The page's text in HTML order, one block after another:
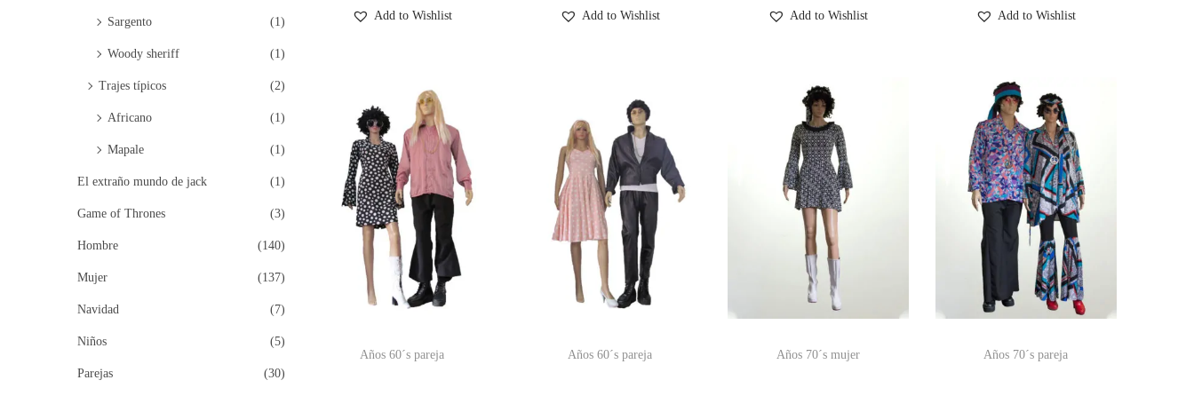
Add to Wishlist Add to Wishlist Add to Wishlist Add to Wishlist
Años 60´s pareja Años 60´s pareja Años 70´s mujer Años 70´s pareja
Sargento (1)
Woody sheriff (1)
Trajes típicos (2)
Africano (1)
Mapale (1)
El extraño mundo de jack (1)
Game of Thrones (3)
Hombre (140)
Mujer (137)
Navidad (7)
Niños (5)
Parejas (30)